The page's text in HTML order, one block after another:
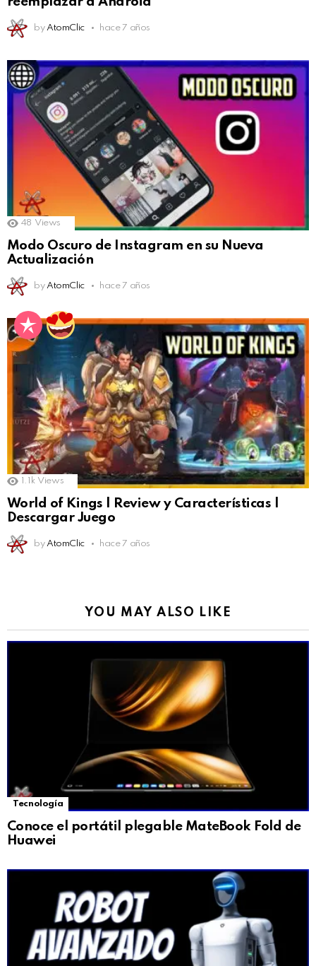
by AtomClic hace 7 años
48 Views
Modo Oscuro de Instagram en su Nueva
Actualización
by AtomClic hace 7 años
1.1k Views
World of Kings | Review y Características |
Descargar Juego
by AtomClic hace 7 años
YOU MAY ALSO LIKE
Tecnología
Conoce el portátil plegable MateBook Fold de
Huawei